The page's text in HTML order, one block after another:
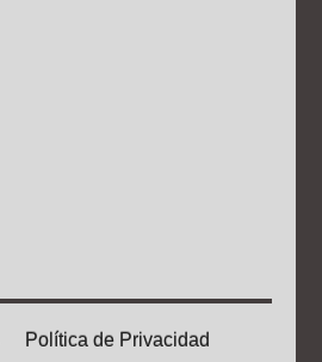
Política de Privacidad